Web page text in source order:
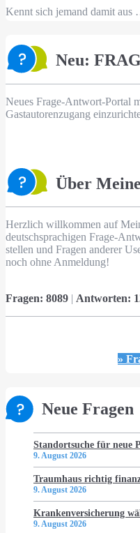
Kennt sich jemand damit aus
Neu:
Neues Frage-Antwort-Portal
Gastautorenzugang
Über
Herzlich willkommen auf
deutschsprachigen Frage-
stellen und Fragen anderer
noch ohne Anmeldung!
Fragen: 8089 | Antworten:
»
Neue Fragen
Standortsuche für neue
9. August 2026
Traumhaus richtig
9. August 2026
Krankenversicherung
9. August 2026